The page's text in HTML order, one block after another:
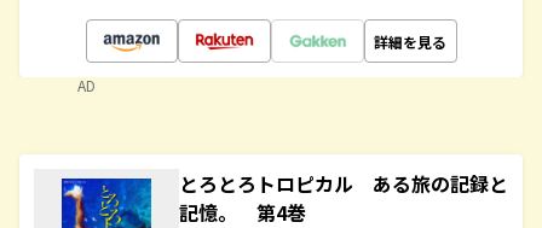
詳細を見る
AD
とろとろトロピカル ある旅の記録と
記憶。 第4巻